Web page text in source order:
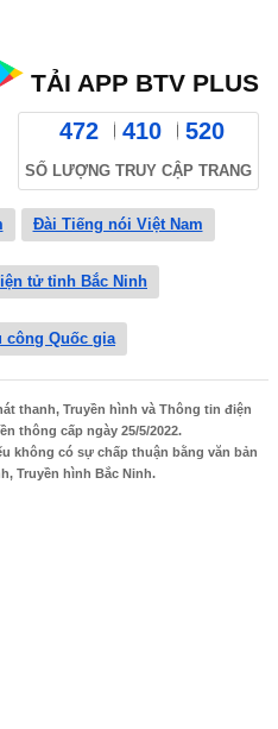
TẢI APP BTV PLUS
472 410 520
SỐ LƯỢNG TRUY CẬP TRANG
Đài Tiếng nói Việt Nam
tử tỉnh Bắc Ninh
công Quốc gia
thanh, Truyền hình và Thông tin điện
thông cấp ngày 25/5/2022.
không có sự chấp thuận bằng văn bản
Truyền hình Bắc Ninh.